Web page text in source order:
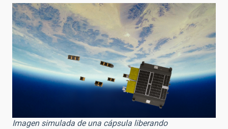
Imagen simulada de una cápsula liberando